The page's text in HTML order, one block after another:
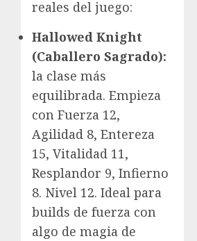
reales del juego:
Hallowed Knight
(Caballero Sagrado):
la clase más
equilibrada. Empieza
con Fuerza 12,
Agilidad 8, Entereza
15, Vitalidad 11,
Resplandor 9, Infierno
8. Nivel 12. Ideal para
builds de fuerza con
algo de magia de